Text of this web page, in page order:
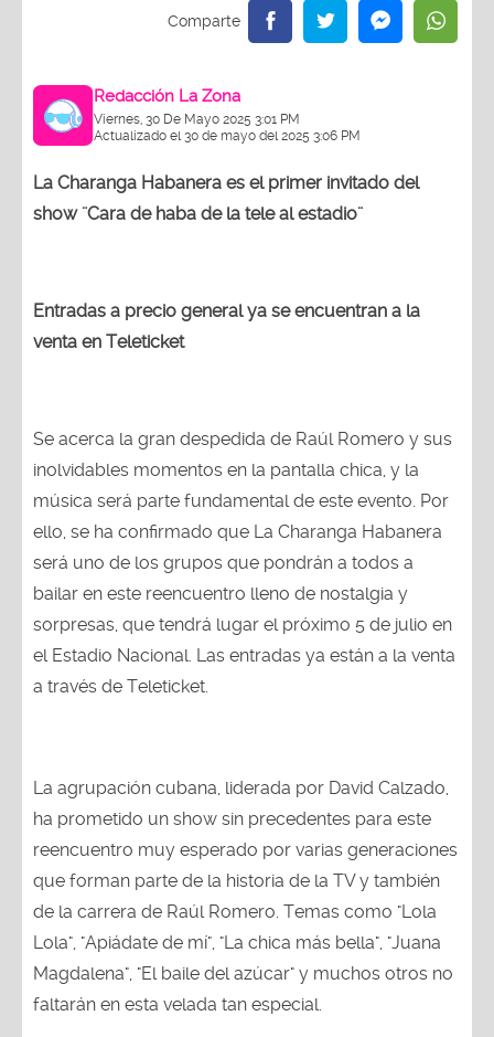
Viernes, 30 De Mayo 2025 3:01 PM
Actualizado el 30 de mayo del 2025 3:06 PM
show ¨Cara de haba de la tele al estadio¨
venta en Teleticket
inolvidables momentos en la pantalla chica, y la
música será parte fundamental de este evento. Por
ello, se ha confirmado que La Charanga Habanera
será uno de los grupos que pondrán a todos a
bailar en este reencuentro lleno de nostalgia y
sorpresas, que tendrá lugar el próximo 5 de julio en
el Estadio Nacional. Las entradas ya están a la venta
a través de Teleticket.
ha prometido un show sin precedentes para este
reencuentro muy esperado por varias generaciones
que forman parte de la historia de la TV y también
de la carrera de Raúl Romero. Temas como "Lola
Lola", "Apiádate de mí", "La chica más bella", "Juana
Magdalena", "El baile del azúcar" y muchos otros no
faltarán en esta velada tan especial.